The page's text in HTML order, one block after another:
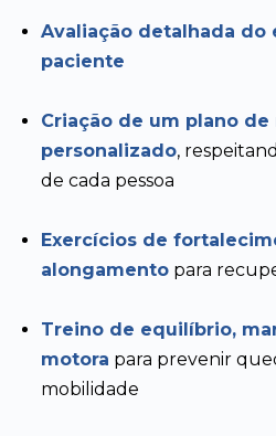
Avaliação detalhada
paciente
Criação de um plano
personalizado,
de cada pessoa
Exercícios de
alongamento para
Treino de equilíbrio,
motora para prevenir
mobilidade